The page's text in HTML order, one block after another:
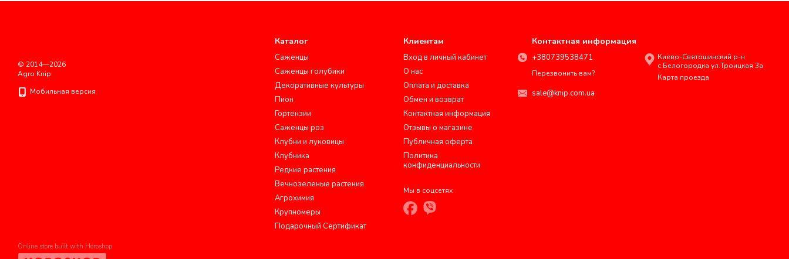
© 2014—2026
Agro Knip
Мобильная версия
Online store built with Horoshop
Каталог
Саженцы
Саженцы голубики
Декоративные культуры
Пион
Гортензии
Саженцы роз
Клубни и луковицы
Клубника
Редкие растения
Вечнозеленые растения
Агрохимия
Крупномеры
Подарочный Сертификат
Клиентам
Вход в личный кабинет
О нас
Оплата и доставка
Обмен и возврат
Контактная информация
Отзывы о магазине
Публичная оферта
Политика
конфиденциальности
Мы в соцсетях
Контактная информация
+380739538471
Перезвонить вам?
sale@knip.com.ua
Киево-Святошинский р-н
с.Белогородка ул.Троицкая 3а
Карта проезда